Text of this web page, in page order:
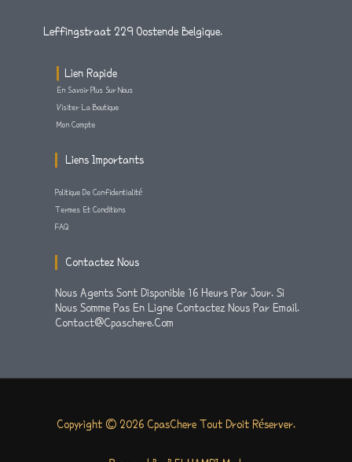
Leffingstraat 229 Oostende Belgique.
Lien Rapide
En Savoir Plus Sur Nous
Visiter La Boutique
Mon Compte
Liens Importants
Politique De Confidentialité
Termes Et Conditions
FAQ
Contactez Nous
Nous Agents Sont Disponible 16 Heurs Par Jour. Si
Nous Somme Pas En Ligne Contactez Nous Par Email.
Contact@cpaschere.com
Copyright © 2026 CpasChere Tout Droit Réserver.